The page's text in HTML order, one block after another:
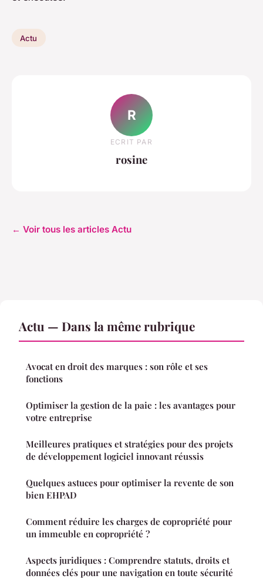
Actu
R
ECRIT PAR
rosine
← Voir tous les articles Actu
Actu — Dans la même rubrique
Avocat en droit des marques : son rôle et ses
fonctions
Optimiser la gestion de la paie : les avantages pour
votre entreprise
Meilleures pratiques et stratégies pour des projets
de développement logiciel innovant réussis
Quelques astuces pour optimiser la revente de son
bien EHPAD
Comment réduire les charges de copropriété pour
un immeuble en copropriété ?
Aspects juridiques : Comprendre statuts, droits et
données clés pour une navigation en toute sécurité